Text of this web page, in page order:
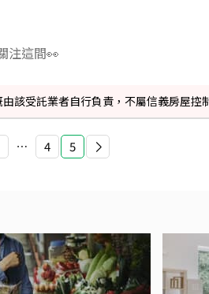
注這間👀
該受託業者自行負責，不屬信義房屋控
⋯ 4 5